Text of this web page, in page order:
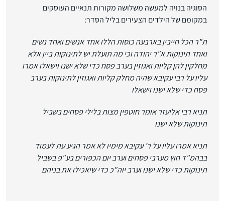
הסוגיה בנויה למעשה משלושה מקורות תנאיים העוסקים
במקומם של הילדים הצעירים בליל הסדר:
ת"ר הכל חייבין בארבעה כוסות הללו אחד אנשים ואחד נשים
ואחד תינוקות א"ר יהודה וכי מה תועלת יש לתינוקות ביין אלא
מחלקין להן קליות ואגוזין בערב פסח כדי שלא ישנו וישאלו אמרו
עליו על רבי עקיבא שהיה מחלק קליות ואגוזין לתינוקות בערב
פסח כדי שלא ישנו וישאלו
תניא רבי אליעזר אומר חוטפין מצות בלילי פסחים בשביל
תינוקות שלא ישנו
תניא אמרו עליו על ר’ עקיבא מימיו לא אמר הגיע עת לעמוד
בבהמ"ד חוץ מערבי פסחים וערב יום הכפורים בע"פ בשביל
תינוקות כדי שלא ישנו וערב יוה"כ כדי שיאכילו את בניהם